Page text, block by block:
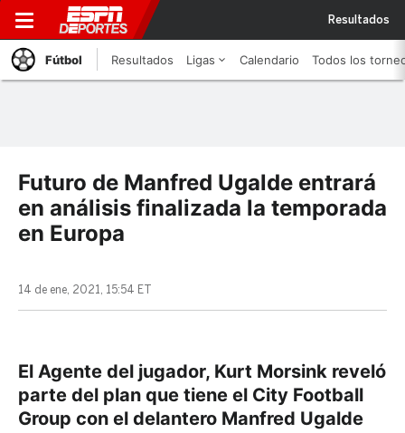
Resultados
Fútbol Resultados Ligas Calendario Todos los
Futuro de Manfred Ugalde entrará
en análisis finalizada la temporada
en Europa
14 de ene, 2021, 15:54 ET
El Agente del jugador, Kurt Morsink reveló
parte del plan que tiene el City Football
Group con el delantero Manfred Ugalde